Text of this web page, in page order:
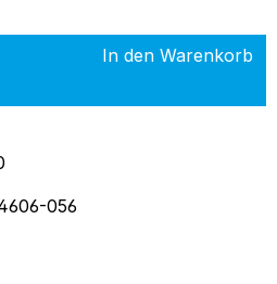
den gewünschten
In den Warenkorb
056